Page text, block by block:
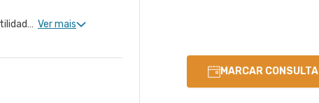
Urologia Clinica, Disfunções Miccionais, Andrologia, Infertilidade Masculina, Urologia Oncológica, Cirurgia Robótica Urológica, Urologia Pediátrica, Cirurgia Urológica Ver mais
MARCAR CONSULTA